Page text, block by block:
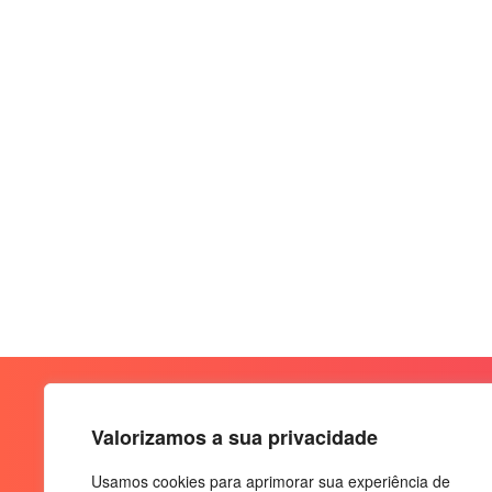
Valorizamos a sua privacidade
Usamos cookies para aprimorar sua experiência de